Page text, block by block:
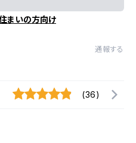
まいの方向け
通報する
(36)